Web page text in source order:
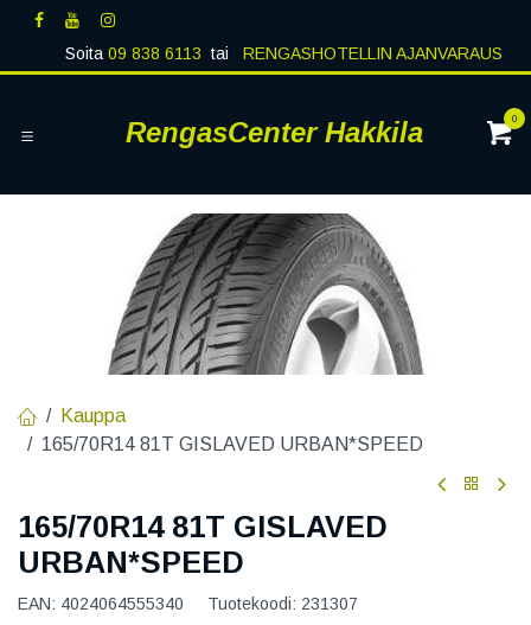
Siirry sisältöön
Soita09 838 6113 tai RENGASHOTELLIN AJANVARAUS
RengasCenter Hakkila 0
Kauppa
165/70R14 81T GISLAVED URBAN*SPEED
165/70R14 81T GISLAVED
URBAN*SPEED
EAN: 4024064555340 Tuotekoodi: 231307